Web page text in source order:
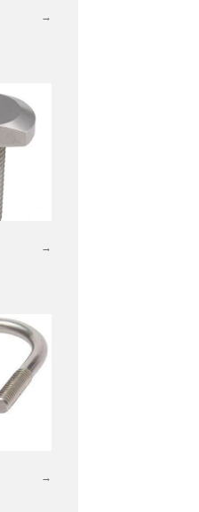
→
→
→